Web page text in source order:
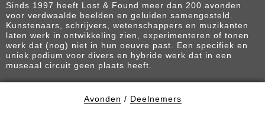
Sinds 1997 heeft Lost & Found meer dan 200 avonden
voor verdwaalde beelden en geluiden samengesteld.
Kunstenaars, schrijvers, wetenschappers en muzikanten
laten werk in ontwikkeling zien, experimenteren of tonen
werk dat (nog) niet in hun oeuvre past. Een specifiek en
uniek podium voor divers en hybride werk dat in een
museaal circuit geen plaats heeft.
Avonden / Deelnemers